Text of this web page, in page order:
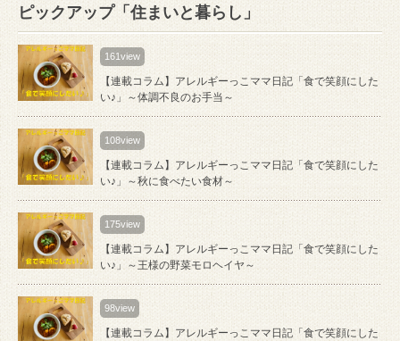
ピックアップ「住まいと暮らし」
161view
【連載コラム】アレルギーっこママ日記「食で笑顔にした
い♪」～体調不良のお手当～
108view
【連載コラム】アレルギーっこママ日記「食で笑顔にした
い♪」～秋に食べたい食材～
175view
【連載コラム】アレルギーっこママ日記「食で笑顔にした
い♪」～王様の野菜モロヘイヤ～
98view
【連載コラム】アレルギーっこママ日記「食で笑顔にした